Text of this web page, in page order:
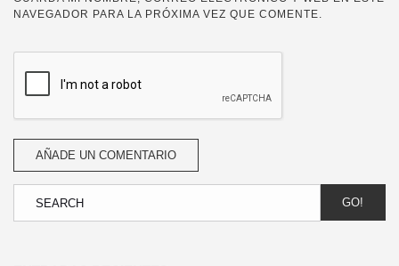
NAVEGADOR PARA LA PRÓXIMA VEZ QUE COMENTE.
GO!